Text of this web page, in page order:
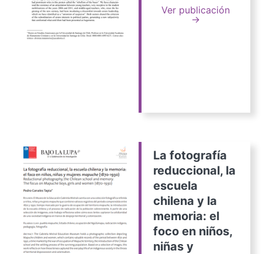
Ver publicación
→
La fotografía
reduccional, la
escuela
chilena y la
memoria: el
foco en niños,
niñas y